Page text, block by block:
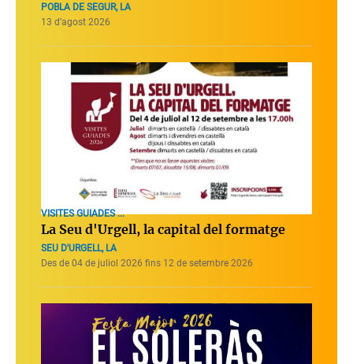
POBLA DE SEGUR, LA
13 d’agost 2026
VISITES GUIADES ...
La Seu d'Urgell, la capital del formatge
SEU D'URGELL, LA
Des de 04 de juliol 2026 fins 12 de setembre 2026